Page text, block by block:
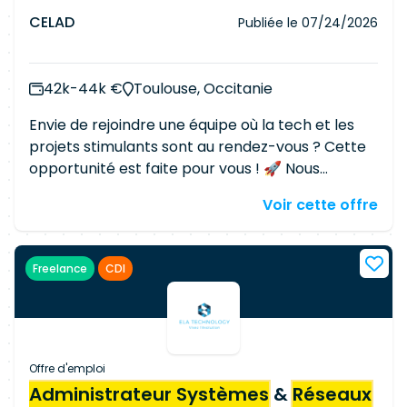
CELAD Publiée le 07/24/2026
42k-44k €
Toulouse, Occitanie
Envie de rejoindre une équipe où la tech et les
projets stimulants sont au rendez-vous ? Cette
opportunité est faite pour vous ! 🚀 Nous
intervenir chez un de nos clients, dans le secteur
de la restauration collective. 💻💼 Contexte :
Vous rejoignez une équipe Infrastructure et
participez au maintien en conditions
environnements
plusieurs sites en France. Votre rôle sera
Voir cette offre
Freelance CDI
Offre d'emploi
Administrateur Systèmes & Réseaux